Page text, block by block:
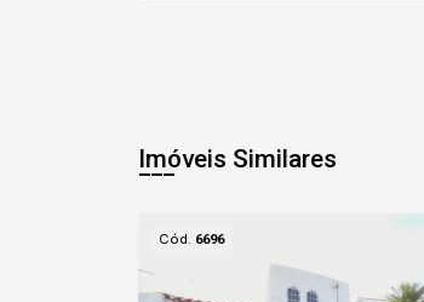
Imóveis Similares
Cód. 6696